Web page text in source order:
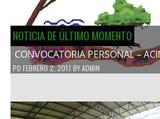
NOTICIA DE ÚLTIMO MOMENTO
CONVOCATORIA PERSONAL –
PD FEBRERO 2, 2017 BYADMIN